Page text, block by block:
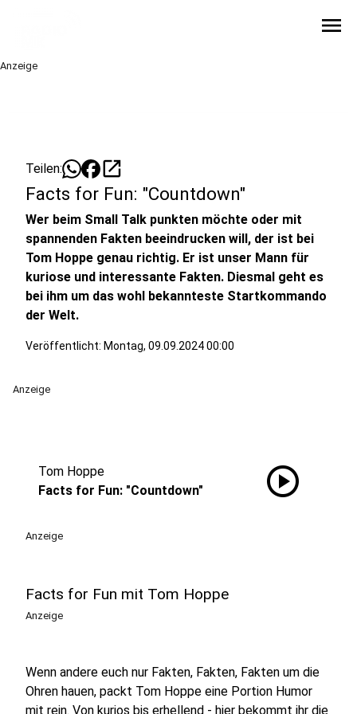
menu
Anzeige
Teilen: open_in_new
Facts for Fun: "Countdown"
Wer beim Small Talk punkten möchte oder mit
spannenden Fakten beeindrucken will, der ist bei
Tom Hoppe genau richtig. Er ist unser Mann für
kuriose und interessante Fakten. Diesmal geht es
bei ihm um das wohl bekannteste Startkommando
der Welt.
Veröffentlicht: Montag, 09.09.2024 00:00
Anzeige
Tom Hoppe
Facts for Fun: "Countdown"
play_circle
Anzeige
Facts for Fun mit Tom Hoppe
Anzeige
Wenn andere euch nur Fakten, Fakten, Fakten um die
Ohren hauen, packt Tom Hoppe eine Portion Humor
mit rein. Von kurios bis erhellend - hier bekommt ihr die